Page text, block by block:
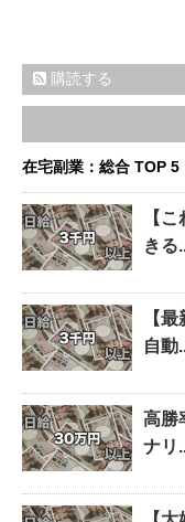
購読する
在宅副業：総合 TOP 5
【
きる
【
自動
高勝
ナリ